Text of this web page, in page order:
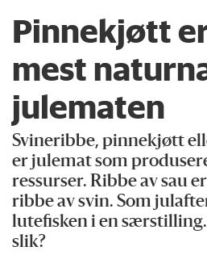
Pinnekjøtt
mest
julematen
Svineribbe, pinnekjøtt
er julemat som
ressurser. Ribbe av sau
ribbe av svin. Som
lutefisken i en
slik?